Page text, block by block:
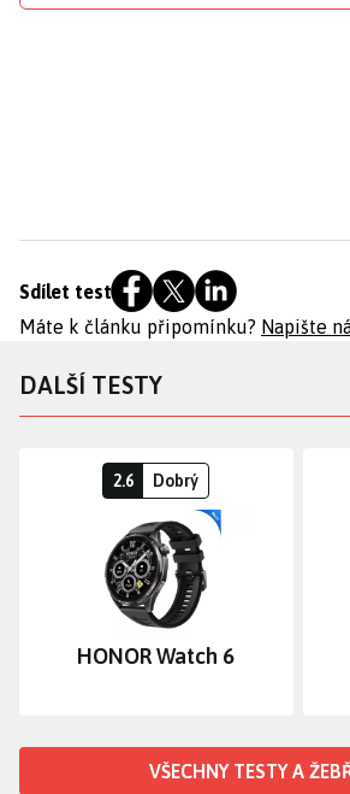
Sdílet test
Máte k článku připomínku? Napište
DALŠÍ TESTY
2.6 Dobrý
HONOR Watch 6
VŠECHNY TESTY A